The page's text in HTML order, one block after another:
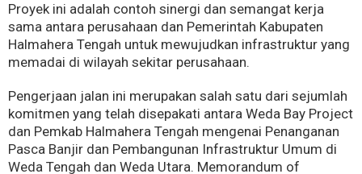
Proyek ini adalah contoh sinergi dan semangat kerja
sama antara perusahaan dan Pemerintah Kabupaten
Halmahera Tengah untuk mewujudkan infrastruktur yang
memadai di wilayah sekitar perusahaan.
Pengerjaan jalan ini merupakan salah satu dari sejumlah
komitmen yang telah disepakati antara Weda Bay Project
dan Pemkab Halmahera Tengah mengenai Penanganan
Pasca Banjir dan Pembangunan Infrastruktur Umum di
Weda Tengah dan Weda Utara. Memorandum of